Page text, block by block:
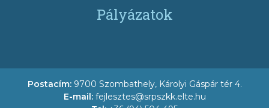
Pályázatok
Postacím: 9700 Szombathely, Károlyi Gáspár tér 4.
E-mail: fejlesztes@srpszkk.elte.hu